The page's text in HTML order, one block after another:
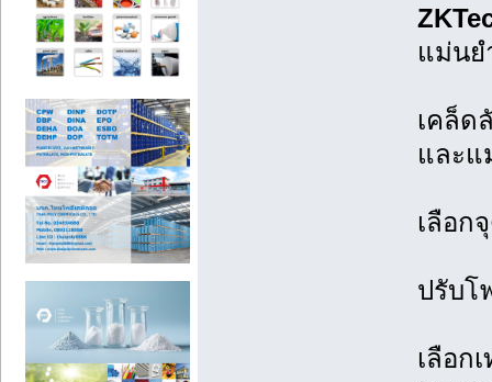
แม่นย
เคล็ด
และแ
เลือก
ปรับโ
เลือก